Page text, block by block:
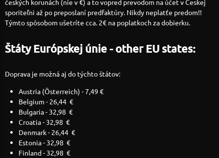
českých korunách (nie v €) a to vopred prevodom na účet v Českej
sporiteľni až po preposlaní predfaktúry. Nikdy neplatťe predom!!
Týmto spôsobom ušetríte cca. 2€ na poplatkoch za dobierku.
Štáty Európskej únie - other EU states:
Doprava je možná aj do týchto štátov:
Austria (Österreich) - 7,49 €
Belgium - 26,44 €
Bulgaria - 32,98 €
Croatia - 32,98 €
Denmark - 26,44 €
Estonia - 32,98 €
Finland - 32,98 €